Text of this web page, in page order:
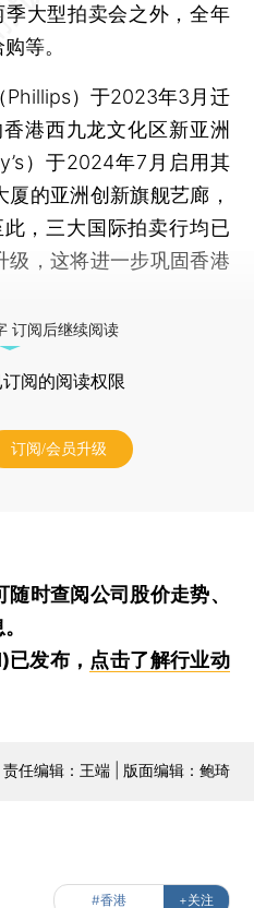
大型拍卖会之外，全年
等。
）于2023年3月迁
港西九龙文化区新亚洲
）于2024年7月启用其
的亚洲创新旗舰艺廊，
，三大国际拍卖行均已
级，这将进一步巩固香港
订阅后继续阅读
阅的阅读权限
订阅/会员升级
随时查阅公司股价走势、
发布， 点击了解行业动
责任编辑：王端 | 版面编辑：鲍琦
#香港 +关注